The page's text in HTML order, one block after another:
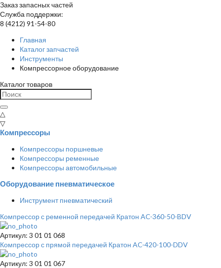
Заказ запасных частей
Служба поддержки:
8 (4212) 91-54-80
Главная
Каталог запчастей
Инструменты
Компрессорное оборудование
Каталог товаров
△
▽
Компрессоры
Компрессоры поршневые
Компрессоры ременные
Компрессоры автомобильные
Оборудование пневматическое
Инструмент пневматический
Компрессор с ременной передачей Кратон AC-360-50-BDV
Артикул: 3 01 01 068
Компрессор с прямой передачей Кратон AC-420-100-DDV
Артикул: 3 01 01 067